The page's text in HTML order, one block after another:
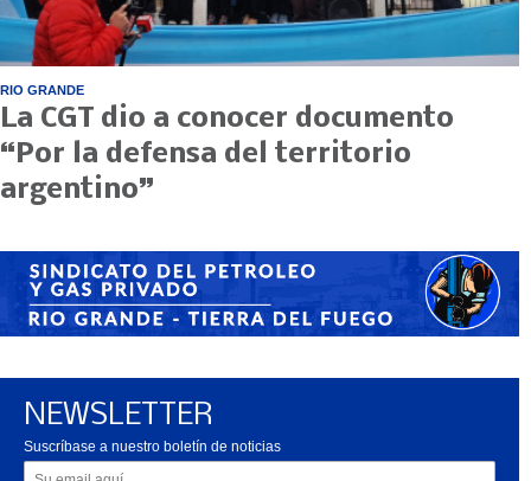
RIO GRANDE
La CGT dio a conocer documento
“Por la defensa del territorio
argentino”
NEWSLETTER
Suscríbase a nuestro boletín de noticias